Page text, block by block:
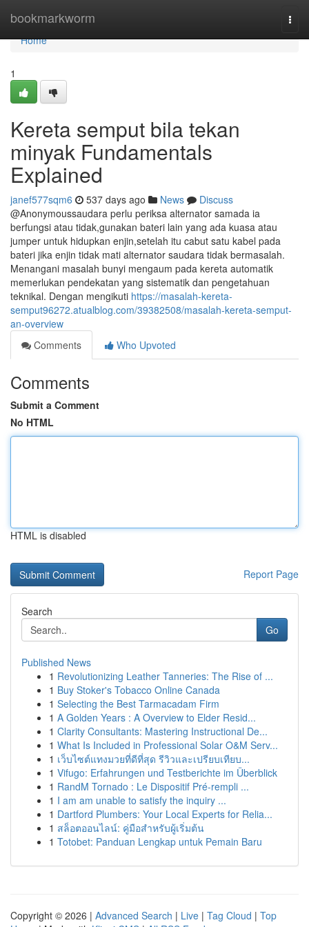
bookmarkworm
Home
Home
1
Kereta semput bila tekan
minyak Fundamentals
Explained
janef577sqm6 537 days ago News
Discuss
@Anonymoussaudara perlu periksa alternator samada ia
berfungsi atau tidak,gunakan bateri lain yang ada kuasa atau
jumper untuk hidupkan enjin,setelah itu cabut satu kabel pada
bateri jika enjin tidak mati alternator saudara tidak bermasalah.
Menangani masalah bunyi mengaum pada kereta automatik
memerlukan pendekatan yang sistematik dan pengetahuan
teknikal. Dengan mengikuti https://masalah-kereta-
semput96272.atualblog.com/39382508/masalah-kereta-semput-
an-overview
Comments
Who Upvoted
Comments
Submit a Comment
No HTML
HTML is disabled
Report Page
Search
Go
Published News
1 Revolutionizing Leather Tanneries: The Rise of ...
1 Buy Stoker's Tobacco Online Canada
1 Selecting the Best Tarmacadam Firm
1 A Golden Years : A Overview to Elder Resid...
1 Clarity Consultants: Mastering Instructional De...
1 What Is Included in Professional Solar O&M Serv...
1 เว็บไซต์แทงมวยที่ดีที่สุด รีวิวและเปรียบเทียบ...
1 Vifugo: Erfahrungen und Testberichte im Überblick
1 RandM Tornado : Le Dispositif Pré-rempli ...
1 I am am unable to satisfy the inquiry ...
1 Dartford Plumbers: Your Local Experts for Relia...
1 สล็อตออนไลน์: คู่มือสำหรับผู้เริ่มต้น
1 Totobet: Panduan Lengkap untuk Pemain Baru
Copyright © 2026 | Advanced Search | Live | Tag Cloud | Top